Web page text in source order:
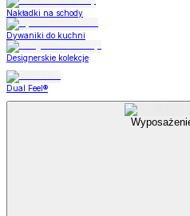
Nakładki na schody
Dywaniki do kuchni
Designerskie kolekcje
Dual Feel®